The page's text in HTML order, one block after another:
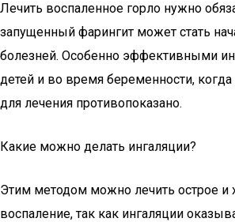
Лечить воспаленное горло нужно
запущенный фарингит может стать
болезней. Особенно эффективными
детей и во время беременности,
для лечения противопоказано.
Какие можно делать ингаляции?
Этим методом можно лечить острое и
воспаление, так как ингаляции